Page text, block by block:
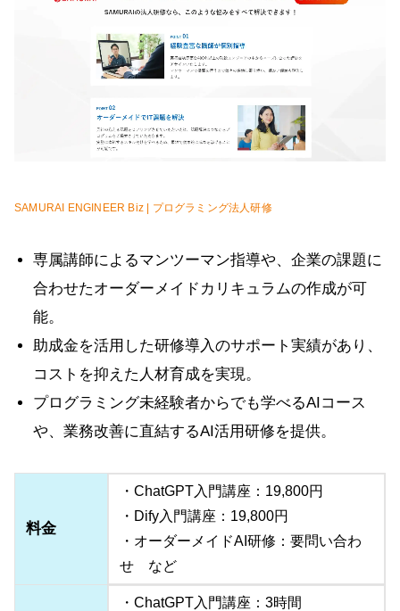
SAMURAI ENGINEER Biz | プログラミング法人研修
専属講師によるマンツーマン指導や、企業の課題に
合わせたオーダーメイドカリキュラムの作成が可
能。
助成金を活用した研修導入のサポート実績があり、
コストを抑えた人材育成を実現。
プログラミング未経験者からでも学べるAIコース
や、業務改善に直結するAI活用研修を提供。
料金
・ChatGPT入門講座：19,800円
・Dify入門講座：19,800円
・オーダーメイドAI研修：要問い合わ
せ など
・ChatGPT入門講座：3時間